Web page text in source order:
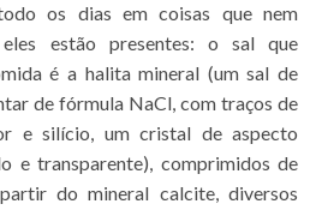
os dias em coisas que nem
estão presentes: o sal que
é a halita mineral (um sal de
de fórmula NaCl, com traços de
e silício, um cristal de aspecto
e transparente), comprimidos de
do mineral calcite, diversos